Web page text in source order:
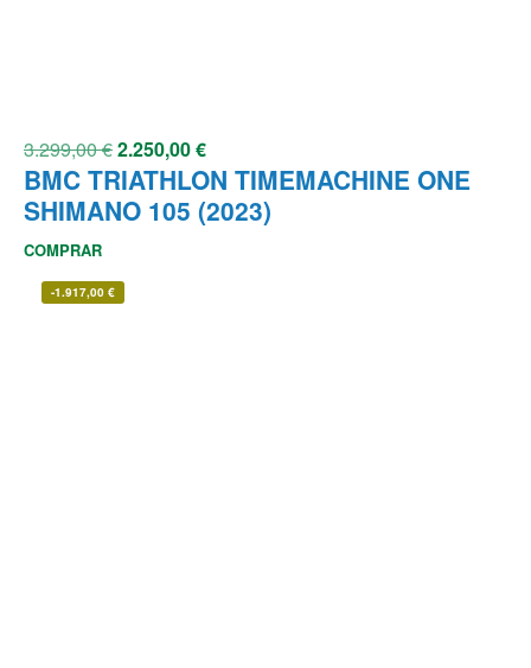
3.299,00€2.250,00€
BMC TRIATHLON TIMEMACHINE ONE
SHIMANO 105 (2023)
COMPRAR
-1.917,00 €